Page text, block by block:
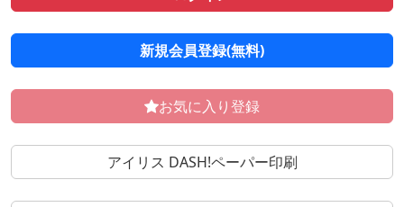
新規会員登録(無料)
お気に入り登録
アイリス DASH!ペーパー印刷